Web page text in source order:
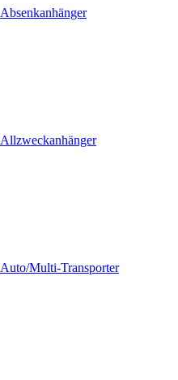
Absenkanhänger
Allzweckanhänger
Auto/Multi-Transporter